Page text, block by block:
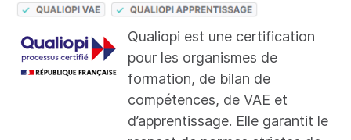
Qualiopi est une certification
pour les organismes de
formation, de bilan de
compétences, de VAE et
d’apprentissage. Elle garantit le